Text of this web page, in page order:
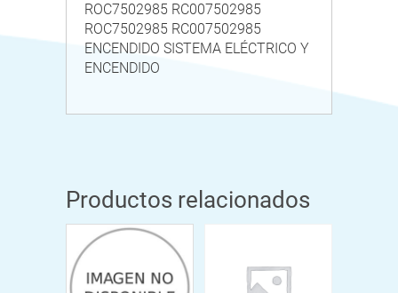
ROC7502985 RC007502985
ROC7502985 RC007502985
ENCENDIDO SISTEMA ELÉCTRICO Y
ENCENDIDO
Productos relacionados